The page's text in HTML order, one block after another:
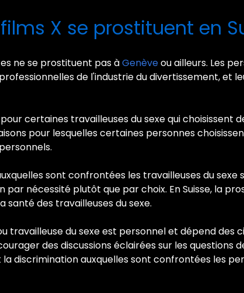
X se prostituent en
ne se prostituent pas àGenèveou ailleurs. Les
de l'industrie du divertissement, et
certaines travailleuses du sexe qui choisissent
pour lesquelles certaines personnes
sont confrontées les travailleuses du sexe
nécessité plutôt que par choix. En Suisse, la
des travailleuses du sexe.
travailleuse du sexe est personnel et dépend des
des discussions éclairées sur les questions
discrimination auxquelles sont confrontées les